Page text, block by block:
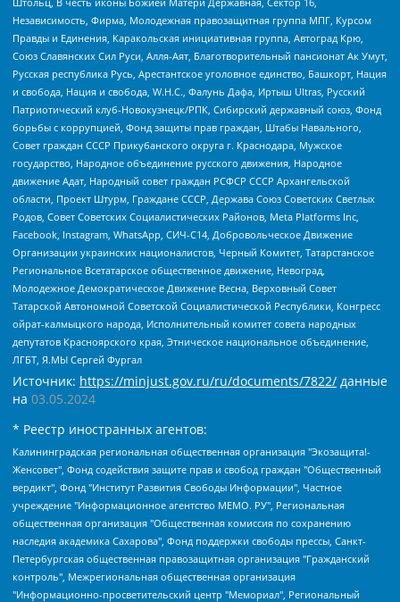
Независимость, Фирма, Молодежная правозащитная группа МПГ, Курсом
Правды и Единения, Каракольская инициативная группа, Автоград Крю,
Союз Славянских Сил Руси, Алля-Аят, Благотворительный пансионат Ак Умут,
Русская республика Русь, Арестантское уголовное единство, Башкорт, Нация
и свобода, Нация и свобода, W.H.С., Фалунь Дафа, Иртыш Ultras, Русский
Патриотический клуб-Новокузнецк/РПК, Сибирский державный союз, Фонд
борьбы с коррупцией, Фонд защиты прав граждан, Штабы Навального,
Совет граждан СССР Прикубанского округа г. Краснодара, Мужское
государство, Народное объединение русского движения, Народное
движение Адат, Народный совет граждан РСФСР СССР Архангельской
области, Проект Штурм, Граждане СССР, Держава Союз Советских Светлых
Родов, Совет Советских Социалистических Районов, Meta Platforms Inc,
Facebook, Instagram, WhatsApp, СИЧ-С14, Добровольческое Движение
Организации украинских националистов, Черный Комитет, Татарстанское
Региональное Всетатарское общественное движение, Невоград,
Молодежное Демократическое Движение Весна, Верховный Совет
Татарской Автономной Советской Социалистической Республики, Конгресс
ойрат-калмыцкого народа, Исполнительный комитет совета народных
депутатов Красноярского края, Этническое национальное объединение,
ЛГБТ, Я.МЫ Сергей Фургал
Источник: https://minjust.gov.ru/ru/documents/7822/ данные
на 03.05.2024
* Реестр иностранных агентов:
Калининградская региональная общественная организация "Экозащита!-Женсовет", Фонд содействия защите прав и свобод граждан "Общественный вердикт", Фонд "Институт Развития Свободы Информации", Частное учреждение "Информационное агентство МЕМО. РУ", Региональная общественная организация "Общественная комиссия по сохранению наследия академика Сахарова", Фонд поддержки свободы прессы, Санкт-Петербургская общественная правозащитная организация "Гражданский контроль", Межрегиональная общественная организация "Информационно-просветительский центр "Мемориал", Региональный Фонд "Центр Защиты Прав Средств Массовой Информации", с 05.12.2023 Фонд "Центр Защиты Прав Средств массовой информации", Региональная общественная благотворительная организация помощи беженцам и мигрантам "Гражданское содействие", Негосударственное образовательное учреждение дополнительного профессионального образования (повышение квалификации) специалистов "АКАДЕМИЯ ПО ПРАВАМ ЧЕЛОВЕКА", Свердловская региональная общественная организация "Сутяжник", Автономная некоммерческая организация "Центр независимых социологических исследований", Союз общественных объединений "Российский исследовательский центр по правам человека", Региональное общественное учреждение научно-информационный центр "МЕМОРИАЛ", Некоммерческая организация "Фонд защиты гласности", Автономная некоммерческая организация "Институт прав человека", Городская общественная организация "Екатеринбургское общество "МЕМОРИАЛ", Городская общественная организация "Рязанское историко-просветительское и правозащитное общество "Мемориал" (Рязанский Мемориал), Челябинский региональный орган общественной самодеятельности – женское общественное объединение "Женщины Евразии", Челябинский региональный орган общественной самодеятельности "Уральская правозащитная группа", Фонд содействия защите здоровья и социальной справедливости имени Андрея Рылькова, Автономная Некоммерческая Организация "Аналитический Центр Юрия Левады", Автономная некоммерческая организация социальной поддержки населения "Проект Апрель", Региональная общественная организация помощи женщинам и детям, находящимся в кризисной ситуации "Информационно-методический центр "Анна", Фонд содействия развитию массовых коммуникаций и правовому просвещению "Так-так-Так", Фонд содействия устойчивому развитию "Серебряная тайга", Свердловский региональный общественный фонд социальных проектов "Новое время", "Idel.Реалии", Кавказ.Реалии, Крым.Реалии, Телеканал Настоящее Время, Татаро-башкирская служба Радио Свобода (Azatliq Radiosi), Радио Свободная Европа/Радио Свобода (PCE/PC), "Сибирь.Реалии", "Фактограф", Благотворительный фонд помощи осужденным и их семьям, Автономная некоммерческая организация "Институт глобализации и социальных движений", Фонд "В защиту прав заключенных", Частное учреждение "Центр поддержки и содействия развитию средств массовой информации", Пензенский региональный общественный благотворительный фонд "Гражданский союз", "Север.Реалии", Некоммерческая организация Фонд "Правовая инициатива", Общество с ограниченной ответственностью "Радио Свободная Европа/Радио Свобода", Чешское информационное агентство "MEDIUM-ORIENT", Красноярская региональная общественная организация "Мы против СПИДа", Камалягин Денис Николаевич, Маркелов Сергей Евгеньевич, Пономарев Лев Александрович, Савицкая Людмила Алексеевна, Автономная некоммерческая организация "Центр по работе с проблемой насилия "НАСИЛИЮ.НЕТ", Межрегиональный профессиональный союз работников здравоохранения "Альянс врачей", Юридическое лицо, зарегистрированное в Латвийской Республике, SIA "Medusa Project" (регистрационный номер 40103797863, дата регистрации 10.06.2014), Некоммерческая организация "Фонд по борьбе с коррупцией", Автономная некоммерческая организация "Институт права и публичной политики", Баданин Роман Сергеевич, Гликин Максим Александрович, Железнова Мария Михайловна, Лукьянова Юлия Сергеевна, Маетная Елизавета Витальевна, Маняхин Петр Борисович, Чуракова Ольга Владимировна, Ярош Юлия Петровна, Юридическое лицо "The Insider SIA", зарегистрированное в Риге, Латвийская Республика (дата регистрации 26.06.2015), являющееся администратором доменного имени интернет-издания "The Insider SIA", https://theins.ru, Постернак Алексей Евгеньевич, Рубин Михаил Аркадьевич, Анин Роман Александрович, Юридическое лицо Istories fonds, зарегистрированное в Латвийской Республике (регистрационный номер 50008295751, дата регистрации 24.02.2020), Великовский Дмитрий Александрович, Долинина Ирина Николаевна, Мароховская Алеся Алексеевна, Шлейнов Роман Юрьевич, Шмагун Олеся Валентиновна, Общество с ограниченной ответственностью "Альтаир 2021", Общество с ограниченной ответственностью "Вега 2021", Общество с ограниченной ответственностью "Главный редактор 2021", Общество с ограниченной ответственностью "Ромашки монолит", Важенков Артем Валерьевич, Ивановская областная общественная организация "Центр гендерных исследований", Гурман Юрий Альбертович, Медиапроект "ОВД-Инфо", Егоров Владимир Владимирович, Жилинский Владимир Александрович, Общество с ограниченной ответственностью "ЗП", Иванова София Юрьевна, Карезина Инна Павловна, Кильтау Екатерина Викторовна, Петров Алексей Викторович, Пискунов Сергей Евгеньевич, Смирнов Сергей Сергеевич, Тихонов Михаил Сергеевич, Общество с ограниченной ответственностью "ЖУРНАЛИСТ-ИНОСТРАННЫЙ АГЕНТ", Арапова Галина Юрьевна, Вольтская Татьяна Анатольевна, Американская компания "Mason G.E.S. Anonymous Foundation" (США), являющаяся владельцем интернет-издания https://mnews.world/, Компания "Stichting Bellingcat", зарегистрированная в Нидерландах (дата регистрации 11.07.2018), Захаров Андрей Вячеславович, Клепиковская Екатерина Дмитриевна, Общество с ограниченной ответственностью "МЕМО", Перл Роман Александрович, Симонов Евгений Алексеевич, Соловьева Елена Анатольевна, Сотников Даниил Владимирович, Сурначева Елизавета Дмитриевна, Автономная некоммерческая организация по защите прав человека и информированию населения "Якутия – Наше Мнение", Общество с ограниченной ответственностью "Москоу диджитал медиа", с 26.01.2023 Общество с ограниченной ответственностью "Чайка Белые сады", Ветошкина Валерия Валерьевна, Заговора Максим Александрович, Межрегиональное общественное движение "Российская ЛГБТ - сеть", Оленичев Максим Владимирович, Павлов Иван Юрьевич, Скворцова Елена Сергеевна, Общество с ограниченной ответственностью "Как бы инагент", Кочетков Игорь Викторович, Общество с ограниченной ответственностью "Честные выборы", Еланчик Олег Александрович, Общество с ограниченной ответственностью "Нобелевский призыв", Гималова Регина Эмилевна, Григорьев Андрей Валерьевич, Григорьева Алина Александровна, Ассоциация по содействию защите прав призывников, альтернативнослужащих и военнослужащих "Правозащитная группа "Гражданин.Армия.Право", Хисамова Регина Фаритовна, Автономная некоммерческая организация по реализации социально-правовых программ "Лилит", Дальневосточное общественное движение "Маяк", Санкт-Петербургская ЛГБТ-инициативная группа "Выход", Инициативная группа ЛГБТ+ "Реверс", Алексеев Андрей Викторович, Бекбулатова Таисия Львовна, Беляев Иван Михайлович, Владыкина Елена Сергеевна, Гельман Марат Александрович, Никульшина Вероника Юрьевна, Толоконникова Надежда Андреевна, Шендерович Виктор Анатольевич, Общество с ограниченной ответственностью "Данное сообщение", Общество с ограниченной ответственностью Издательский дом "Новая глава", Айнбиндер Александра Александровна, Московский комьюнити-центр для ЛГБТ+инициатив, Благотворительный фонд развития филантропии, Deutsche Welle (Германия, Kurt-Schumacher-Strasse 3, 53113 Bonn), Борзунова Мария Михайловна, Воробьев Виктор Викторович, Голубева Анна Львовна, Константинова Алла Михайловна, Малкова Ирина Владимировна, Мурадов Мурад Абдулгалимович, Осетинская Елизавета Николаевна, Понасенков Евгений Николаевич, Ганапольский Матвей Юрьевич, Киселев Евгений Алексеевич, Борухович Ирина Григорьевна, Дремин Иван Тимофеевич, Дубровский Дмитрий Викторович, Красноярская региональная общественная организация поддержки и развития альтернативных образовательных технологий и межкультурных коммуникаций "ИНТЕРРА", Маяковская Екатерина Алексеевна, Фейгин Марк Захарович, Филимонов Андрей Викторович, Дзугкоева Регина Николаевна, Доброхотов Роман Александрович, Дудь Юрий Александрович, Елкин Сергей Владимирович, Кругликов Кирилл Игоревич, Сабунаева Мария Леонидовна, Семенов Алексей Владимирович, Шаинян Карен Багратович, Шульман Екатерина Михайловна, Асафьев Артур Валерьевич, Вахштайн Виктор Семенович, Венедиктов Алексей Алексеевич, Лушникова Екатерина Евгеньевна, Волков Леонид Михайлович, Невзоров Александр Глебович, Пархоменко Сергей Борисович, Сироткин Ярослав Николаевич, Кара-Мурза Владимир Владимирович, Баранова Наталья Владимировна, Гозман Леонид Яковлевич, Кагарлицкий Борис Юльевич, Климарев Михаил Валерьевич, Милов Владимир Станиславович, Автономная некоммерческая организация Краснодарский центр современного искусства "Типография", Моргенштерн Алишер Тагирович, Соболь Любовь Эдуардовна, Общество с ограниченной ответственностью "ЛИЗА НОРМ", Каспаров Гарри Кимович, Ходорковский Михаил Борисович, Общество с ограниченной ответственностью "Апрельские тезисы", Данилович Ирина Брониславовна, Кашин Олег Владимирович, Петров Николай Владимирович, Пивоваров Алексей Владимирович, Соколов Михаил Владимирович, Цветкова Юлия Владимировна, Чичваркин Евгений Александрович, Комитет против пыток/Команда против пыток, Общество с ограниченной ответственностью "Первый научный", Общество с ограниченной ответственностью "Вертолет и ко", Белоцерковская Вероника Борисовна, Кац Максим Евгеньевич, Лазарева Татьяна Юрьевна, Шаведдинов Руслан Табризович, Яшин Илья Валерьевич, Общество с ограниченной ответственностью "Иноагент ААВ", Алешковский Дмитрий Петрович, Альбац Евгения Марковна, Быков Дмитрий Львович, Галямина Юлия Евгеньевна, Лойко Сергей Леонидович, Мартынов Кирилл Константинович, Медведев Сергей Александрович, Крашенинников Федор Геннадиевич, Гордеева Катерина Вл